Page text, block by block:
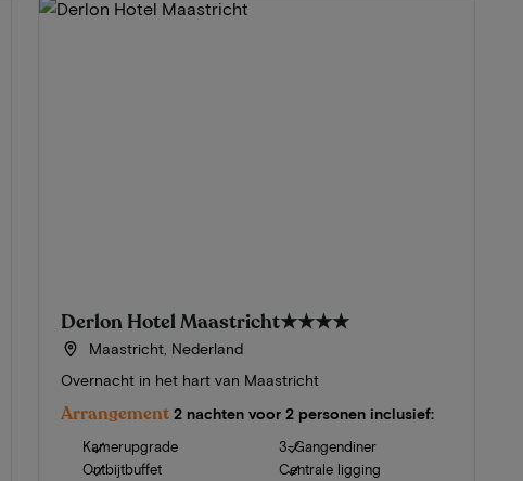
Derlon Hotel Maastricht★★★★
Maastricht, Nederland
Overnacht in het hart van Maastricht
Arrangement 2 nachten voor 2 personen inclusief:
Kamerupgrade
Ontbijtbuffet
3-Gangendiner
Centrale ligging